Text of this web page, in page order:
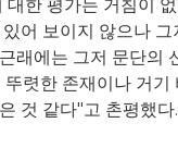
한 평가는 거침이
어 보이지 않으나
래에는 그저 문단의
렷한 존재이나 거
것 같다"고 촌평했다.